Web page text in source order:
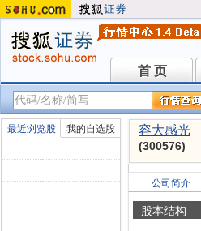
首 页
首 页
最近浏览股 我的自选股 容大感光
(300576)
公司简介
股本结构